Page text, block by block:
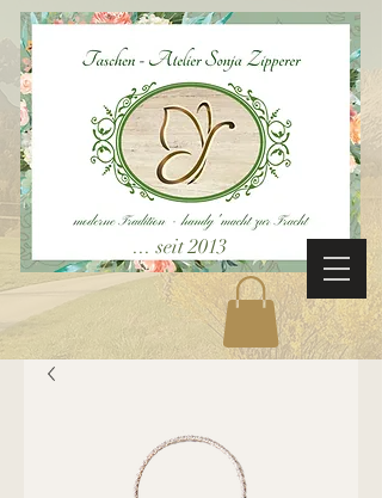
... seit 2013